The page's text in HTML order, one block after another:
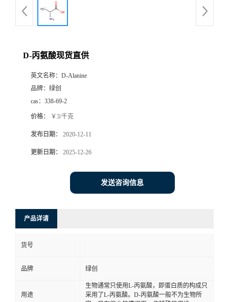
D-丙氨酸现货直供
英文名称： D-Alanine
品牌： 绿创
cas： 338-69-2
价格： ￥3/千克
发布日期： 2020-12-11
更新日期： 2025-12-26
发送咨询信息
产品详请
货号
品牌 绿创
用途
生物通常只使用L-丙氨酸，即蛋白质的构成只
采用了L-丙氨酸。D-丙氨酸一般不为生物所